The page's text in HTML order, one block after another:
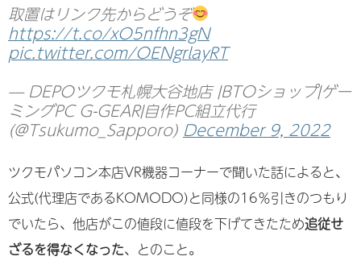
取置はリンク先からどうぞ
https://t.co/xO5nfhn3gN
pic.twitter.com/OENgrlayRT
— DEPOツクモ札幌大谷地店 |BTOショップ|ゲー
ミングPC G-GEAR|自作PC組立代行
(@Tsukumo_Sapporo) December 9, 2022
ツクモパソコン本店VR機器コーナーで聞いた話によると、
公式(代理店であるKOMODO)と同様の16％引きのつもり
でいたら、他店がこの値段に値段を下げてきたため追従せ
ざるを得なくなった、とのこと。